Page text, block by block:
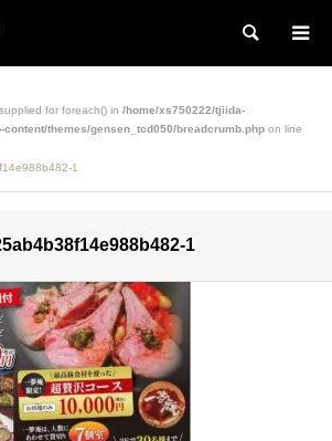
検索
for foreach() in /home/xs750222/tjiida-
themes/gensen_tcd050/breadcrumb.php on line
1
1